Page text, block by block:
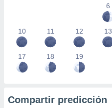
6
10 11 12 13
17 18 19
Compartir predicción